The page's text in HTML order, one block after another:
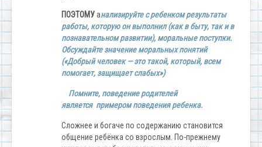
ПОЭТОМУанализируйте с ребенком результаты
работы, которую он выполнил (как в быту, так и в
познавательном развитии), моральные поступки.
Обсуждайте значение моральных понятий
(«Добрый человек — это такой, который, всем
помогает, защищает слабых»)
Помните, поведение родителей
является примером поведения ребенка.
Сложнее и богаче по содержанию становится
общение ребёнка со взрослым. По-прежнему